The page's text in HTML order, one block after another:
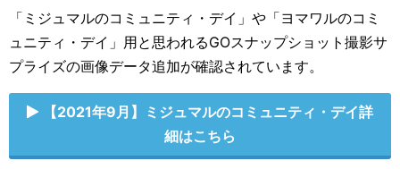
「ミジュマルのコミュニティ・デイ」や「ヨマワルのコミ
ュニティ・デイ」用と思われるGOスナップショット撮影サ
プライズの画像データ追加が確認されています。
【2021年9月】ミジュマルのコミュニティ・デイ詳
細はこちら